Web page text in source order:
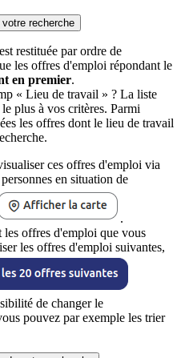
recherche
restituée par ordre de
les offres d'emploi répondant le
en premier.
« Lieu de travail » ? La liste
plus à vos critères. Parmi
les offres dont le lieu de travail
ces offres d'emploi via
en situation de
.
offres d'emploi que vous
les offres d'emploi suivantes,
de changer le
pouvez par exemple les trier